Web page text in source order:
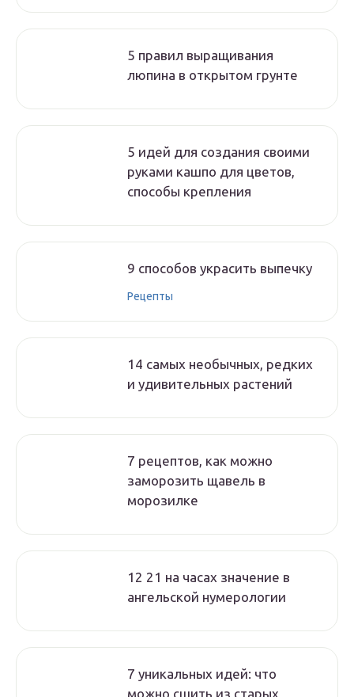
5 правил выращивания
люпина в открытом грунте
5 идей для создания своими
руками кашпо для цветов,
способы крепления
9 способов украсить выпечку
Рецепты
14 самых необычных, редких
и удивительных растений
7 рецептов, как можно
заморозить щавель в
морозилке
12 21 на часах значение в
ангельской нумерологии
7 уникальных идей: что
можно сшить из старых